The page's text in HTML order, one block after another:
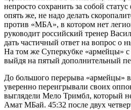
непросто сохранить за собой
опять же, не надо делать
против «МБА», в котором нет
руководит российский тренер
дать частичный ответ на вопрос
На том же Суперкубке «армейцы»
выйдя на пятый дополнительный
До большого перерыва «армейцы»
уверенно переигрывали своих
выглядели Мело Тримбл, который
Амат МБай. 45:32 после двух